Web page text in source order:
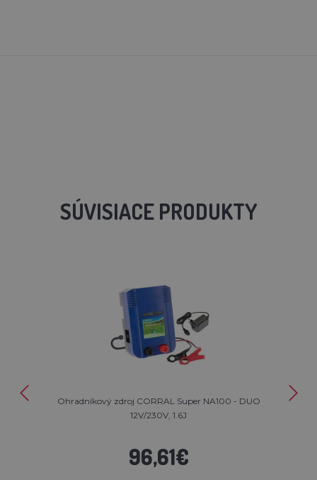
SÚVISIACE PRODUKTY
Ohradníkový zdroj CORRAL Super NA100 - DUO
12V/230V, 1.6J
96,61€